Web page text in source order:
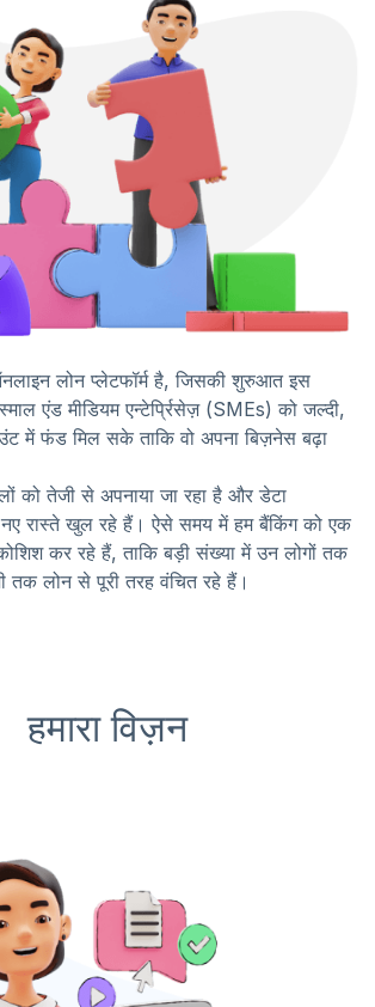
लोन प्लेटफॉर्म है, जिसकी शुरुआत इस
एंड मीडियम एन्टेर्प्रिसेज़ (SMEs) को जल्दी,
में फंड मिल सके ताकि वो अपना बिज़नेस बढ़ा
को तेजी से अपनाया जा रहा है और डेटा
नए रास्ते खुल रहे हैं। ऐसे समय में हम बैंकिंग को एक
कर रहे हैं, ताकि बड़ी संख्या में उन लोगों तक
तक लोन से पूरी तरह वंचित रहे हैं।
हमारा विज़न